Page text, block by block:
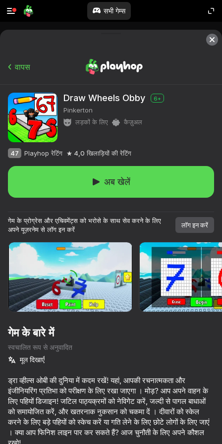
सभी गेम्स
डिवाइस घुमाएँ
यह गेम केवल लैंडस्केप
ओरिएंटेशन का समर्थन करता है
प्ले
ASMR Keyboard Tower
70
Keyboard Escape Admin Mod Obby
Attack & Dash
68
Mine: Mini-
54
वापस
Draw Wheels Obby 6+
Pinkerton
लड़कों के लिए
कैज़ुअल
47 Playhop रेटिंग 4,0 खिलाड़ियों की रेटिंग
अब खेलें
गेम के प्रोग्रेस और एचिवमेंट्स को भरोसे के साथ सेव करने के लिए
अपने यूज़रनेम से लॉग इन करें
लॉग इन करें
गेम के बारे में
स्वचालित रूप से अनुवादित
मूल दिखाएँ
ड्रा व्हील्स ओबी की दुनिया में कदम रखें! यहां, आपकी रचनात्मकता और
इंजीनियरिंग प्रतिभा को परीक्षण के लिए रखा जाएगा । मोड़? आप अपने वाहन के
लिए पहियों डिजाइन! जटिल पाठ्यक्रमों को नेविगेट करें, जल्दी से पागल बाधाओं
को समायोजित करें, और खतरनाक नुकसान को चकमा दें । दीवारों को स्केल
करने के लिए बड़े पहियों को स्केच करें या गति लेने के लिए छोटे लोगों के लिए जाएं
। क्या आप फिनिश लाइन पार कर सकते हैं? आज चुनौती के लिए अपने कौशल